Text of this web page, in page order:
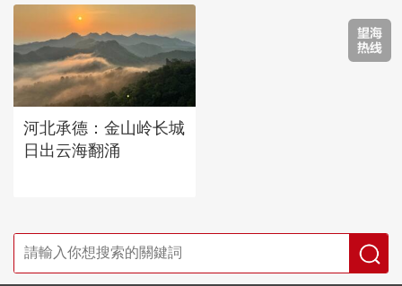
河北承德：金山岭长城
日出云海翻涌